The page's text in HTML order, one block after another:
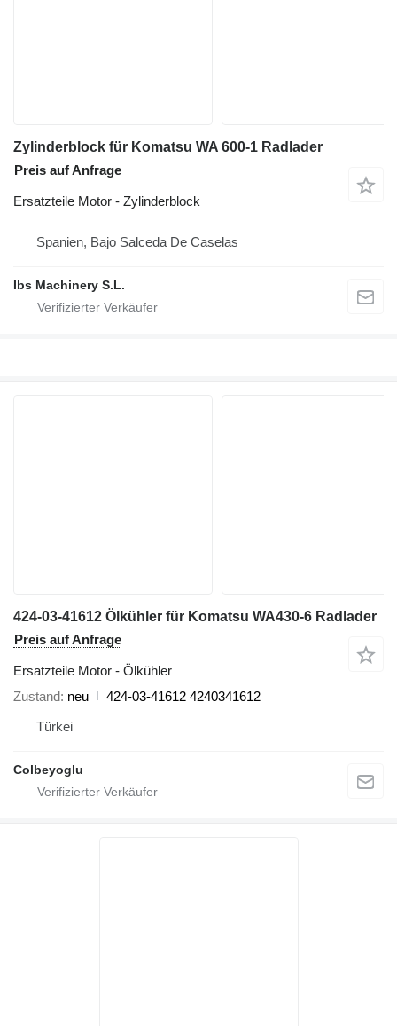
Zylinderblock für Komatsu WA 600-1 Radlader
Preis auf Anfrage
Ersatzteile Motor - Zylinderblock
Spanien, Bajo Salceda De Caselas
Ibs Machinery S.L.
424-03-41612 Ölkühler für Komatsu WA430-6 Radlader
Preis auf Anfrage
Ersatzteile Motor - Ölkühler
Zustand neu
424-03-41612 4240341612
Türkei
Colbeyoglu